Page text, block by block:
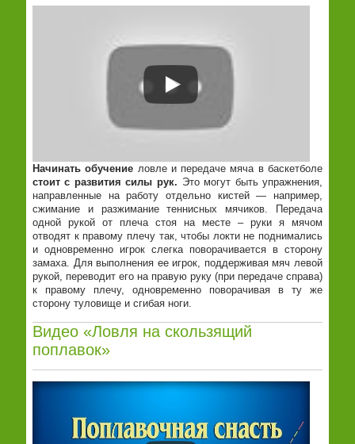
Начинать обучение ловле и передаче мяча в баскетболе
стоит с развития силы рук. Это могут быть упражнения,
направленные на работу отдельно кистей — например,
сжимание и разжимание теннисных мячиков. Передача
одной рукой от плеча стоя на месте – руки я мячом
отводят к правому плечу так, чтобы локти не поднимались
и одновременно игрок слегка поворачивается в сторону
замаха. Для выполнения ее игрок, поддерживая мяч левой
рукой, переводит его на правую руку (при передаче справа)
к правому плечу, одновременно поворачивая в ту же
сторону туловище и сгибая ноги.
Видео «Ловля на скользящий
поплавок»